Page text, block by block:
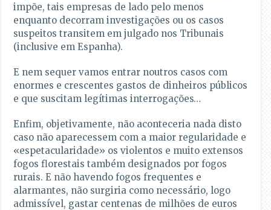
impõe, tais empresas de lado pelo menos
enquanto decorram investigações ou os casos
suspeitos transitem em julgado nos Tribunais
(inclusive em Espanha).
E nem sequer vamos entrar noutros casos com
enormes e crescentes gastos de dinheiros públicos
e que suscitam legítimas interrogações…
Enfim, objetivamente, não aconteceria nada disto
caso não aparecessem com a maior regularidade e
«espetacularidade» os violentos e muito extensos
fogos florestais também designados por fogos
rurais. E não havendo fogos frequentes e
alarmantes, não surgiria como necessário, logo
admissível, gastar centenas de milhões de euros